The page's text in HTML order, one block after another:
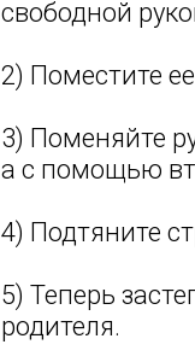
свободной
2) Поместите
3) Поменяйте
а с помощью
4) Подтяните
5) Теперь
родителя.